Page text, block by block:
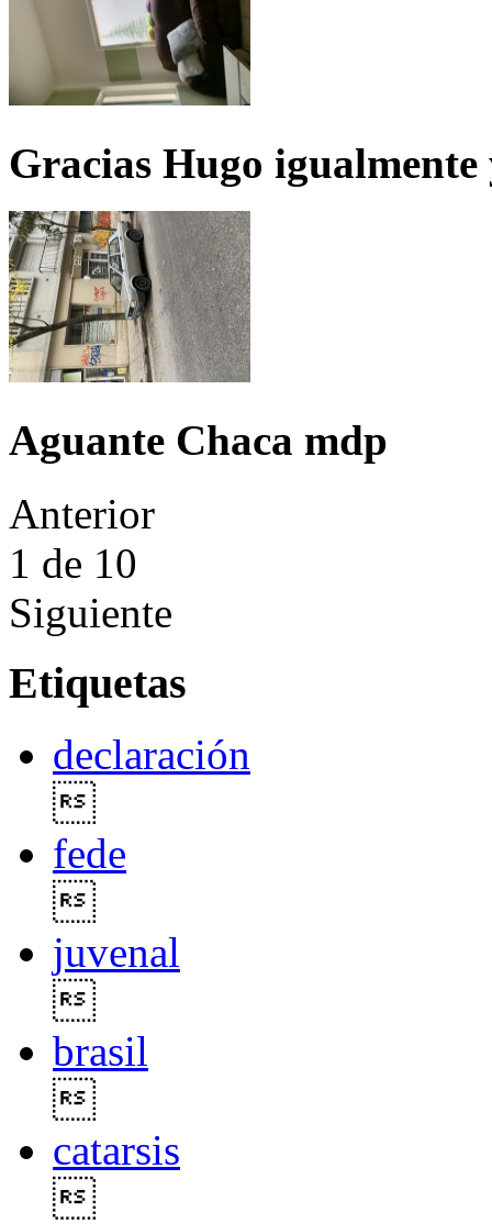
Gracias Hugo igualmente
Aguante Chaca mdp
Anterior
1 de 10
Siguiente
Etiquetas
declaración
fede
juvenal
brasil
catarsis